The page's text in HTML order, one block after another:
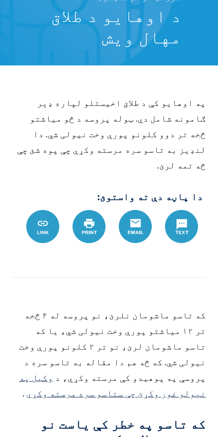
د اوهایو د طلاق
مهال ویش
په اوهایو کې د طلاق اخیستلو لپاره ډېر
ګامونه شامل دي. ټوله پروسه د څو میاشتو
څخه تر دوو کلونو پورې وخت نیولی شي. دا
لنډیز به تاسو سره مرسته وکړي چې پوه شئ چې
څه تمه لرئ.
دا پاڼه دې ته واستوئ:
Text
Email چاپ Link
که تاسو ماشومان نلرئ، نو پروسه له ۴ څخه
تر ۱۲ میاشتو پورې وخت نیولی شي، یا که
تاسو ماشومان لرئ، نو تر ۲ کلونو پورې وخت
نیولی شي. که څه هم دا مقاله به تاسو سره د
پروسې په پوهیدو کې مرسته وکړي، د وکیل په
نیولو غور وکړئ چې ستاسو سره مرسته وکړي .
که تاسو په خطر کې یاست نو